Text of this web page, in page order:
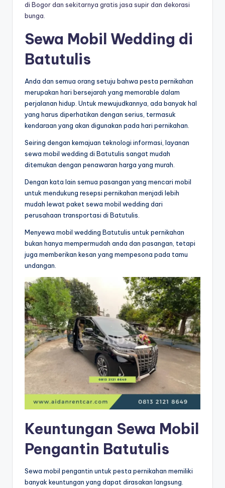
di Bogor dan sekitarnya gratis jasa supir dan dekorasi
bunga.
Sewa Mobil Wedding di
Batutulis
Anda dan semua orang setuju bahwa pesta pernikahan
merupakan hari bersejarah yang memorable dalam
perjalanan hidup. Untuk mewujudkannya, ada banyak hal
yang harus diperhatikan dengan serius, termasuk
kendaraan yang akan digunakan pada hari pernikahan.
Seiring dengan kemajuan teknologi informasi, layanan
sewa mobil wedding di Batutulis sangat mudah
ditemukan dengan penawaran harga yang murah.
Dengan kata lain semua pasangan yang mencari mobil
untuk mendukung resepsi pernikahan menjadi lebih
mudah lewat paket sewa mobil wedding dari
perusahaan transportasi di Batutulis.
Menyewa mobil wedding Batutulis untuk pernikahan
bukan hanya mempermudah anda dan pasangan, tetapi
juga memberikan kesan yang mempesona pada tamu
undangan.
Keuntungan Sewa Mobil
Pengantin Batutulis
Sewa mobil pengantin untuk pesta pernikahan memiliki
banyak keuntungan yang dapat dirasakan langsung.